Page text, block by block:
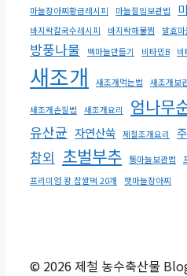
마늘장아찌황금레시피
마늘절임보관법
바지락칼국수레시피
바지락해물찜 발효
방풍나물 백마늘만들기 비타민B 비
새조개 새조개먹는법 새조개보
새조개손질법 새조개요리 엄나무
유산균 자연산쑥 제철조개요리
참외 초벌부추 통마늘보관법
프리미엄 왕 찹쌀떡 20개
햇마늘장아찌
© 2026 제철 농수축산물